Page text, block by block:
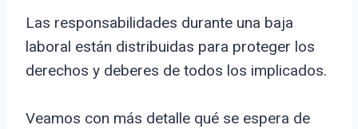
Las responsabilidades durante una baja
laboral están distribuidas para proteger los
derechos y deberes de todos los implicados.
Veamos con más detalle qué se espera de